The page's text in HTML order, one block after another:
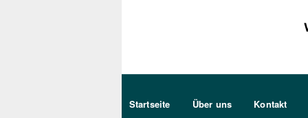
Sekundärmenu DE
Startseite Über uns Kontakt